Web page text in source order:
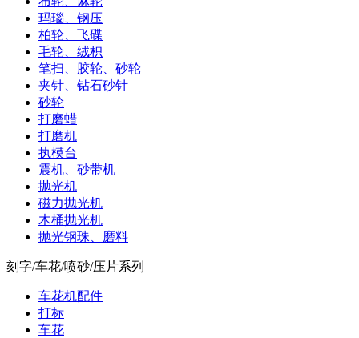
玛瑙、钢压
柏轮、飞碟
毛轮、绒枳
笔扫、胶轮、砂轮
夹针、钻石砂针
砂轮
打磨蜡
打磨机
执模台
震机、砂带机
抛光机
磁力抛光机
木桶抛光机
抛光钢珠、磨料
刻字/车花/喷砂/压片系列
车花机配件
打标
车花